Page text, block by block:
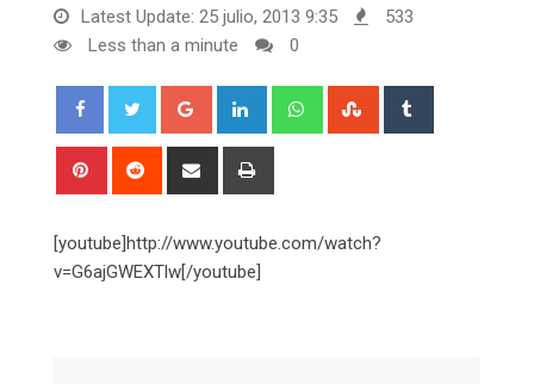
Latest Update: 25 julio, 2013 9:35
533
Less than a minute
0
Google+ LinkedIn WhatsappStumbleUpon
Pinterest Reddit
Share
[youtube]http://www.youtube.com/watch?
v=G6ajGWEXTlw[/youtube]